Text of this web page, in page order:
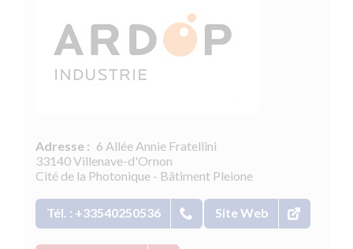
Adresse : 6 Allée Annie Fratellini
33140 Villenave-d'Ornon
Cité de la Photonique - Bâtiment Pleione
Tél. : +33540250536 Site Web